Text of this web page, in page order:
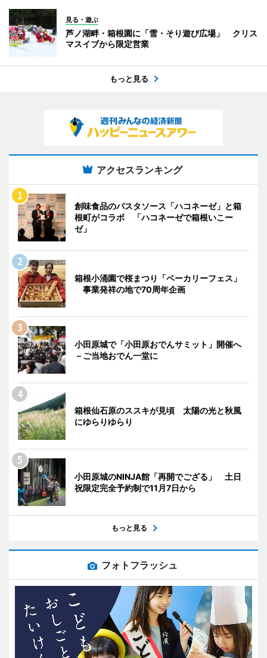
見る・遊ぶ
芦ノ湖畔・箱根園に「雪・そり遊び広場」 クリス
マスイブから限定営業
もっと見る
アクセスランキング
創味食品のパスタソース「ハコネーゼ」と箱
根町がコラボ 「ハコネーゼで箱根いこー
ゼ」
箱根小涌園で桜まつり「ベーカリーフェス」
事業発祥の地で70周年企画
小田原城で「小田原おでんサミット」開催へ
－ご当地おでん一堂に
箱根仙石原のススキが見頃 太陽の光と秋風
にゆらりゆらり
小田原城のNINJA館「再開でござる」 土日
祝限定完全予約制で11月7日から
もっと見る
フォトフラッシュ